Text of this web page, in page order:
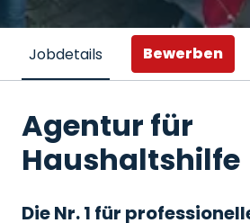
Jobdetails Bewerben
Agentur für
Haushaltshilfe
Die Nr. 1 für